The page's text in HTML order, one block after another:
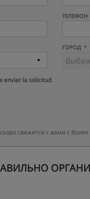
ТЕЛЕФОН
ГОРОД
enviar la solicitud
свяжется с вами с